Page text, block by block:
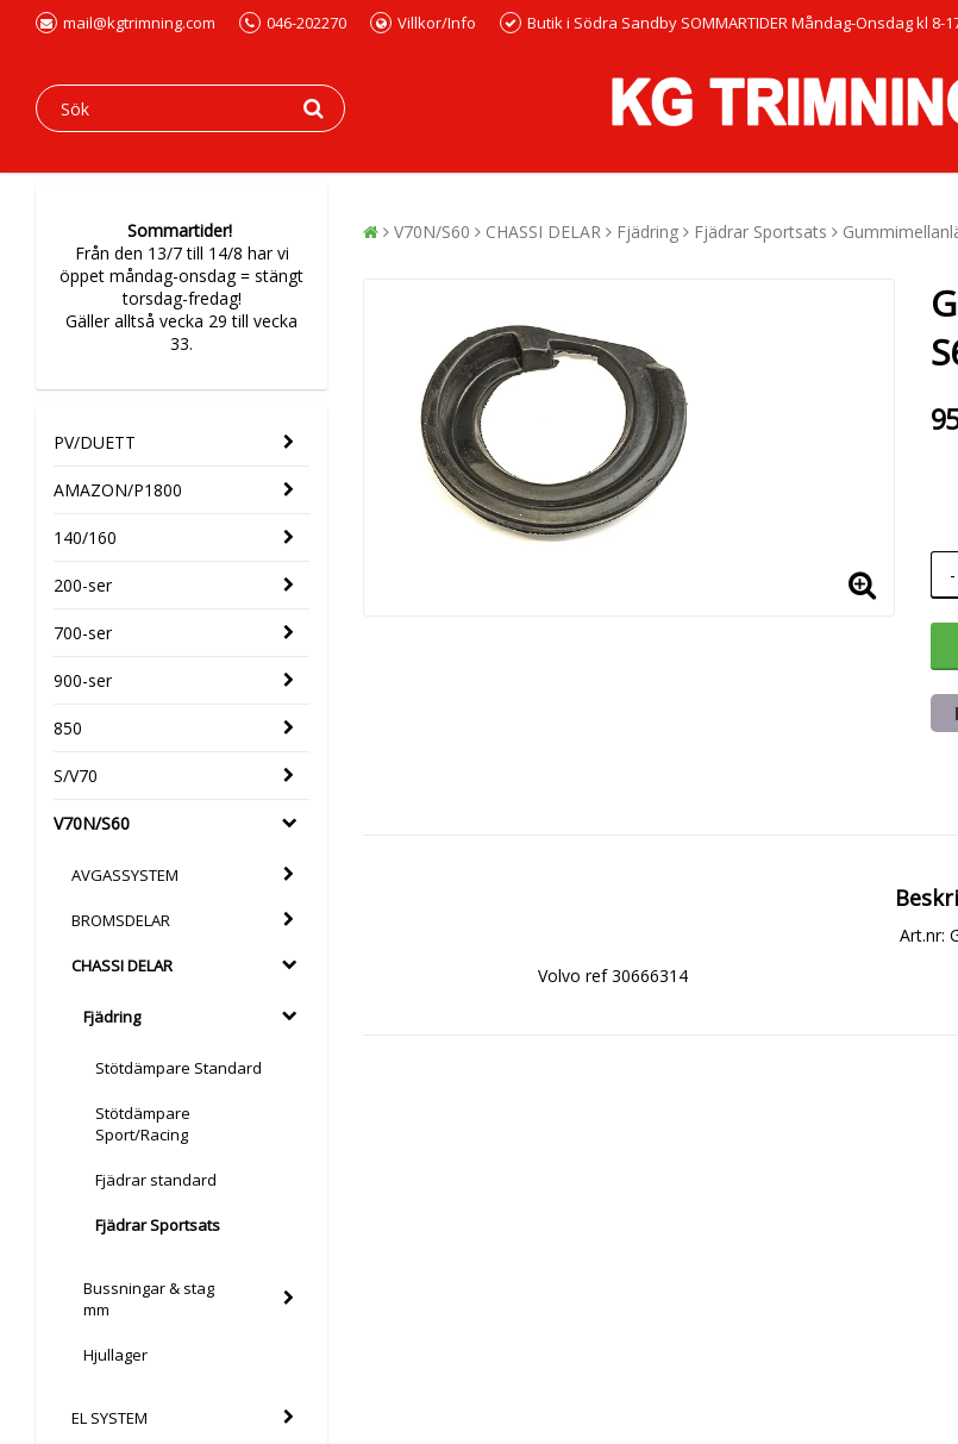
mail@kgtrimning.com 046-202270 Villkor/Info Butik i Södra Sandby SOMMARTIDER Måndag-Onsdag kl 8-
Sommartider!
Från den 13/7 till 14/8 har vi
öppet måndag-onsdag = stängt
torsdag-fredag!
Gäller alltså vecka 29 till vecka
33.
PV/DUETT
AMAZON/P1800
140/160
200-ser
700-ser
900-ser
850
S/V70
V70N/S60
AVGASSYSTEM
BROMSDELAR
CHASSI DELAR
Fjädring
Stötdämpare Standard
Stötdämpare
Sport/Racing
Fjädrar standard
Fjädrar Sportsats
Bussningar & stag
mm
Hjullager
EL SYSTEM
V70N/S60 CHASSI DELAR Fjädring Fjädrar Sportsats
-
Art.nr:
Volvo ref 30666314